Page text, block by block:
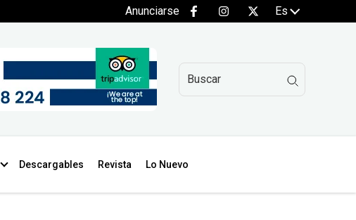
Anunciarse Es
Descargables Revista Lo Nuevo